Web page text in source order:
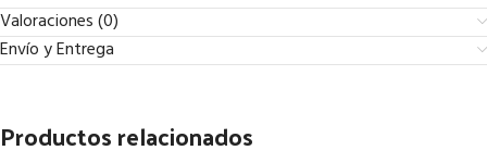
Valoraciones (0)
Envío y Entrega
Productos relacionados